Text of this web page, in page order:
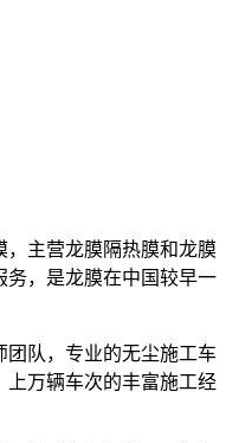
，主营龙膜隔热膜和龙膜
务，是龙膜在中国较早一
团队，专业的无尘施工车
上万辆车次的丰富施工经